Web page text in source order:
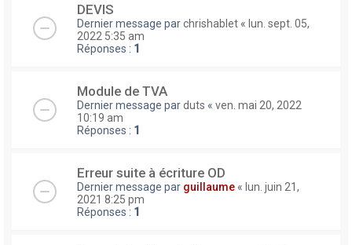
DEVIS
Dernier message parchrishablet « lun. sept. 05,
2022 5:35 am
Réponses : 1
Module de TVA
Dernier message parduts « ven. mai 20, 2022
10:19 am
Réponses : 1
Erreur suite à écriture OD
Dernier message par guillaume « lun. juin 21,
2021 8:25 pm
Réponses : 1